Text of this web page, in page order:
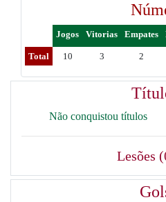
Jogos Vitorias Empates
Total 10 3 2
Não conquistou títulos
Lesões